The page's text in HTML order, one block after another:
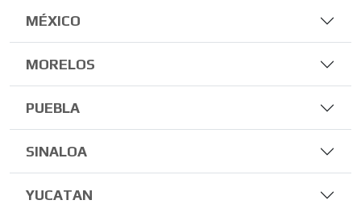
MÉXICO
MORELOS
PUEBLA
SINALOA
YUCATAN